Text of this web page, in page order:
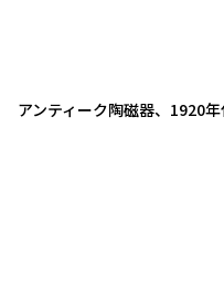
アンティーク陶磁器、